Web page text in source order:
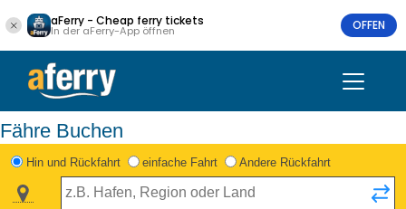
aFerry - Cheap ferry tickets
In der aFerry-App öffnen OFFEN
Fähre Buchen
Hin und Rückfahrt einfache Fahrt Andere Rückfahrt